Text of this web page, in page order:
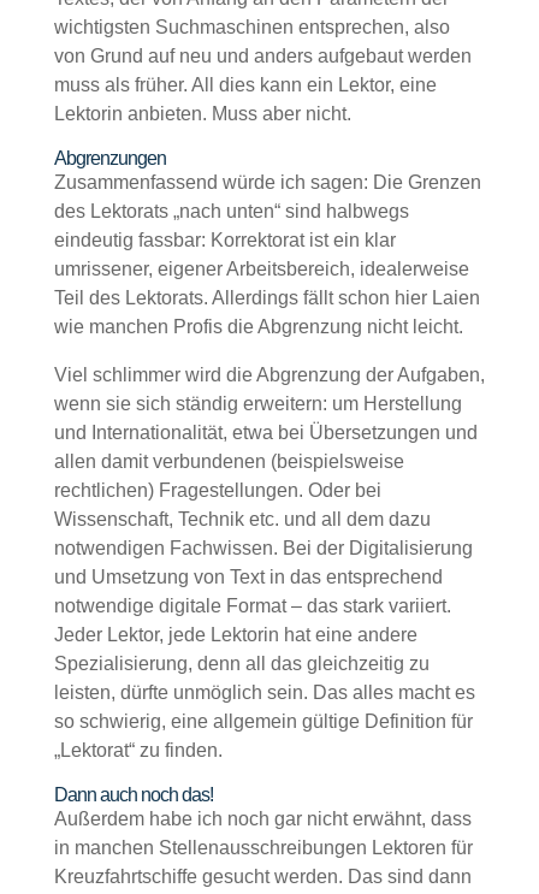
wichtigsten Suchmaschinen entsprechen, also
von Grund auf neu und anders aufgebaut werden
muss als früher. All dies kann ein Lektor, eine
Lektorin anbieten. Muss aber nicht.
Abgrenzungen
Zusammenfassend würde ich sagen: Die Grenzen
des Lektorats „nach unten“ sind halbwegs
eindeutig fassbar: Korrektorat ist ein klar
umrissener, eigener Arbeitsbereich, idealerweise
Teil des Lektorats. Allerdings fällt schon hier Laien
wie manchen Profis die Abgrenzung nicht leicht.
Viel schlimmer wird die Abgrenzung der Aufgaben,
wenn sie sich ständig erweitern: um Herstellung
und Internationalität, etwa bei Übersetzungen und
allen damit verbundenen (beispielsweise
rechtlichen) Fragestellungen. Oder bei
Wissenschaft, Technik etc. und all dem dazu
notwendigen Fachwissen. Bei der Digitalisierung
und Umsetzung von Text in das entsprechend
notwendige digitale Format – das stark variiert.
Jeder Lektor, jede Lektorin hat eine andere
Spezialisierung, denn all das gleichzeitig zu
leisten, dürfte unmöglich sein. Das alles macht es
so schwierig, eine allgemein gültige Definition für
„Lektorat“ zu finden.
Dann auch noch das!
Außerdem habe ich noch gar nicht erwähnt, dass
in manchen Stellenausschreibungen Lektoren für
Kreuzfahrtschiffe gesucht werden. Das sind dann